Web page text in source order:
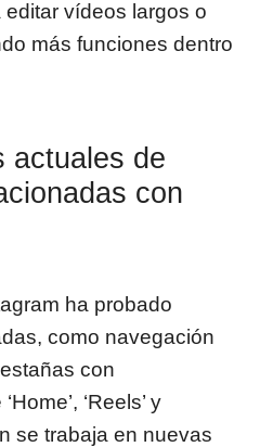
vídeos largos o
más funciones dentro
actuales de
con
ha probado
como navegación
con
‘Reels’ y
se trabaja en nuevas